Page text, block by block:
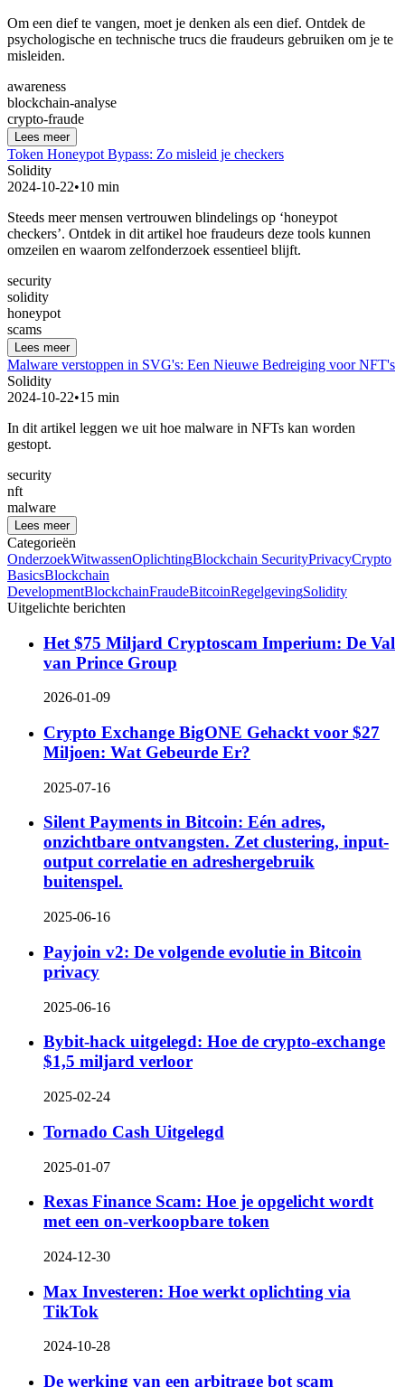
Om een dief te vangen, moet je denken als een dief. Ontdek de
psychologische en technische trucs die fraudeurs gebruiken om je te
misleiden.
awareness
blockchain-analyse
crypto-fraude
Lees meer
Token Honeypot Bypass: Zo misleid je checkers
Solidity
2024-10-22•10 min
Steeds meer mensen vertrouwen blindelings op ‘honeypot
checkers’. Ontdek in dit artikel hoe fraudeurs deze tools kunnen
omzeilen en waarom zelfonderzoek essentieel blijft.
security
solidity
honeypot
scams
Lees meer
Malware verstoppen in SVG's: Een Nieuwe Bedreiging voor NFT's
Solidity
2024-10-22•15 min
In dit artikel leggen we uit hoe malware in NFTs kan worden
gestopt.
security
nft
malware
Lees meer
Categorieën
OnderzoekWitwassenOplichtingBlockchain SecurityPrivacyCrypto
BasicsBlockchain
DevelopmentBlockchainFraudeBitcoinRegelgevingSolidity
Uitgelichte berichten
Het $75 Miljard Cryptoscam Imperium: De Val
van Prince Group
2026-01-09
Crypto Exchange BigONE Gehackt voor $27
Miljoen: Wat Gebeurde Er?
2025-07-16
Silent Payments in Bitcoin: Eén adres,
onzichtbare ontvangsten. Zet clustering, input-
output correlatie en adreshergebruik
buitenspel.
2025-06-16
Payjoin v2: De volgende evolutie in Bitcoin
privacy
2025-06-16
Bybit-hack uitgelegd: Hoe de crypto-exchange
$1,5 miljard verloor
2025-02-24
Tornado Cash Uitgelegd
2025-01-07
Rexas Finance Scam: Hoe je opgelicht wordt
met een on-verkoopbare token
2024-12-30
Max Investeren: Hoe werkt oplichting via
TikTok
2024-10-28
De werking van een arbitrage bot scam